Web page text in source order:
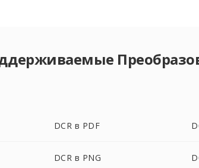
DCR в PDF
DCR в PNG